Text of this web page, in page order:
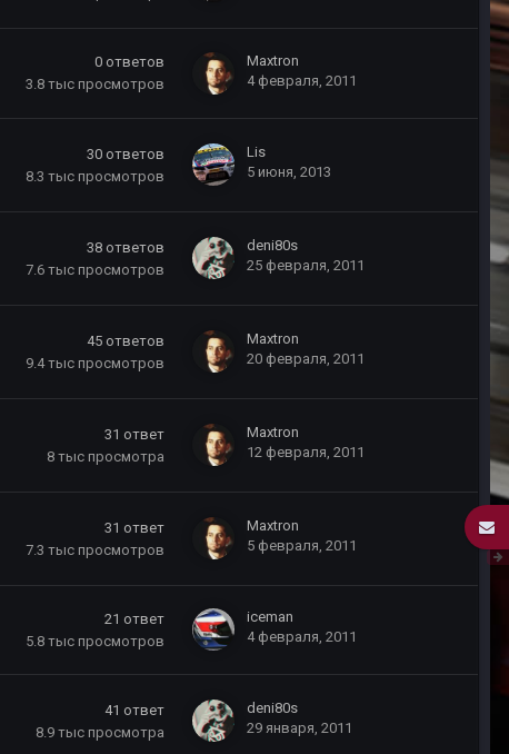
0 ответов
3.8 тыс просмотров
Maxtron
4 февраля, 2011
30 ответов
8.3 тыс просмотров
Lis
5 июня, 2013
38 ответов
7.6 тыс просмотров
deni80s
25 февраля, 2011
45 ответов
9.4 тыс просмотров
Maxtron
20 февраля, 2011
31 ответ
8 тыс просмотра
Maxtron
12 февраля, 2011
31 ответ
7.3 тыс просмотров
Maxtron
5 февраля, 2011
21 ответ
5.8 тыс просмотров
iceman
4 февраля, 2011
41 ответ
8.9 тыс просмотра
deni80s
29 января, 2011